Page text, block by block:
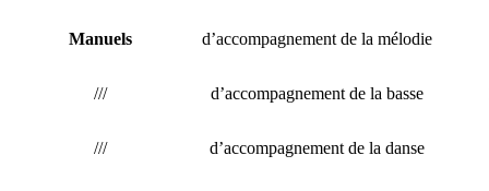
Manuels d’accompagnement de la mélodie
/// d’accompagnement de la basse
/// d’accompagnement de la danse